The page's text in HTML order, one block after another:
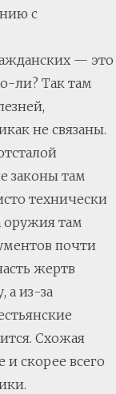
с
— это
ли? Так там
не связаны.
законы там
технически
оружия там
почти
жертв
а из-за
Схожая
скорее всего